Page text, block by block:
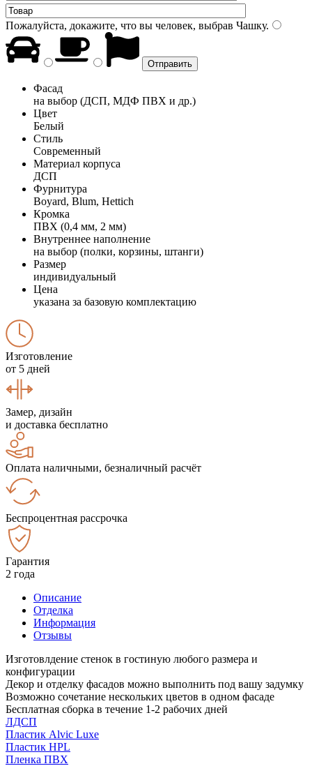
Пожалуйста, докажите, что вы человек, выбрав Чашку.
Фасад
на выбор (ДСП, МДФ ПВХ и др.)
Цвет
Белый
Стиль
Современный
Материал корпуса
ДСП
Фурнитура
Boyard, Blum, Hettich
Кромка
ПВХ (0,4 мм, 2 мм)
Внутреннее наполнение
на выбор (полки, корзины, штанги)
Размер
индивидуальный
Цена
указана за базовую комплектацию
Изготовление
от 5 дней
Замер, дизайн
и доставка бесплатно
Оплата наличными, безналичный расчёт
Беспроцентная рассрочка
Гарантия
2 года
Описание
Отделка
Информация
Отзывы
Изготовлдение стенок в гостиную любого размера и
конфигурации
Декор и отделку фасадов можно выполнить под вашу задумку
Возможно сочетание нескольких цветов в одном фасаде
Бесплатная сборка в течение 1-2 рабочих дней
ЛДСП
Пластик Alvic Luxe
Пластик HPL
Пленка ПВХ